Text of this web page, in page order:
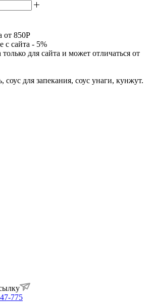
от 850Р
с сайта - 5%
для сайта и может отличаться от
соус для запекания, соус унаги, кунжут.
775